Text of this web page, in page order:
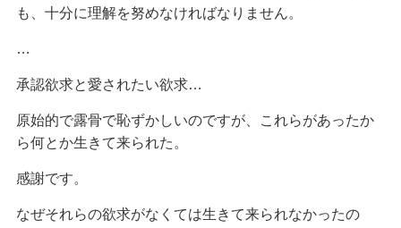
も、十分に理解を努めなければなりません。
…
承認欲求と愛されたい欲求…
原始的で露骨で恥ずかしいのですが、これらがあったか
ら何とか生きて来られた。
感謝です。
なぜそれらの欲求がなくては生きて来られなかったの